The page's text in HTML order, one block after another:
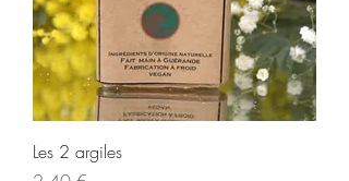
Les 2 argiles